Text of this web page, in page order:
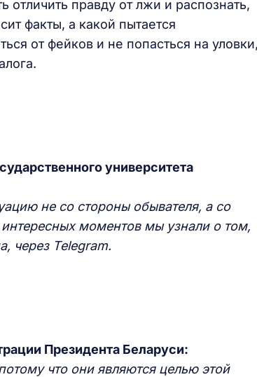
правду от лжи и распознать,
факты, а какой пытается
от фейков и не попасться на
университета
не со стороны обывателя, а со
моментов мы узнали о том,
через Telegram.
Президента Беларуси:
что они являются целью этой